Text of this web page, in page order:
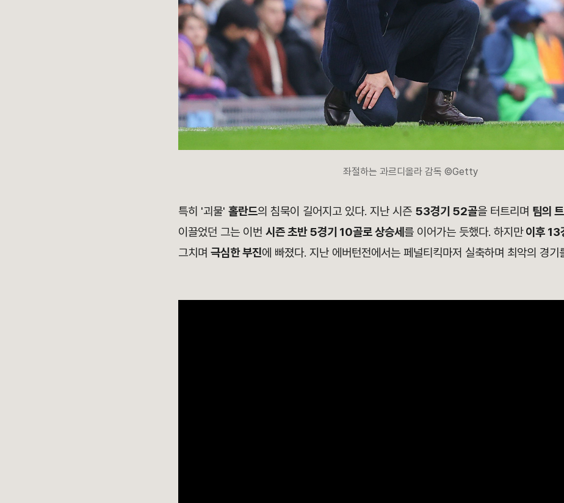
좌절하는 과르디올라 감독 ©Getty
특히 '괴물' 홀란드의 침묵이 길어지고 있다. 지난 시즌 53경기 52골을 터트리며 팀의
이끌었던 그는 이번 시즌 초반 5경기 10골로 상승세 를 이어가는 듯했다. 하지만이후 13
그치며 극심한 부진에 빠졌다. 지난 에버턴전에서는 페널티킥마저 실축하며 최악의 경기